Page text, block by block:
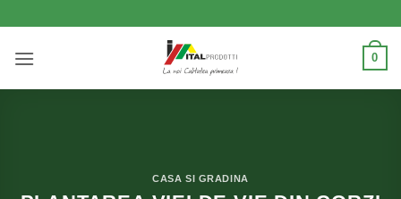
content
0
CASA SI GRADINA